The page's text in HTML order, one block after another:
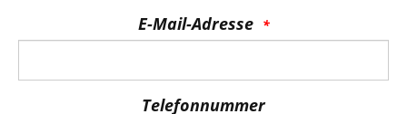
E-Mail-Adresse
Telefonnummer